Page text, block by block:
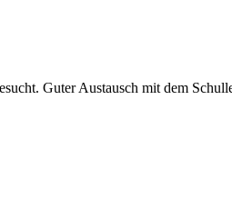
Guter Austausch mit dem